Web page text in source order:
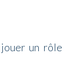
un rôle